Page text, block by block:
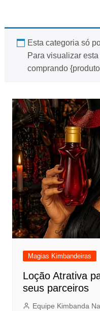
Esta categoria só
Para visualizar
comprando
Magias Kimbandeiras
Loção Atrativa
seus parceiros
Equipe Kimbanda